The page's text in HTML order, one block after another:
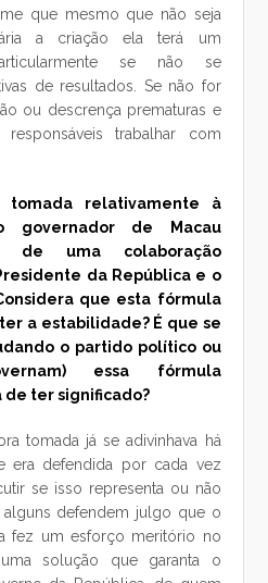
que mesmo que não seja
a criação ela terá um
se não se
de resultados. Se não for
ou descrença prematuras e
trabalhar com
relativamente à
governador de Macau
de uma colaboração
da República e o
que esta fórmula
a estabilidade? É que se
o partido político ou
essa fórmula
ter significado?
tomada já se adivinhava há
era defendida por cada vez
se isso representa ou não
defendem julgo que o
fez um esforço meritório no
solução que garanta o